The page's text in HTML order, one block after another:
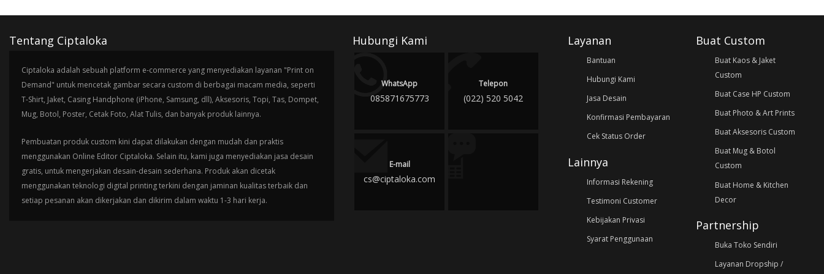
Tentang Ciptaloka
Ciptaloka adalah sebuah platform e-commerce yang menyediakan layanan "Print on
Demand" untuk mencetak gambar secara custom di berbagai macam media, seperti
T-Shirt, Jaket, Casing Handphone (iPhone, Samsung, dll), Aksesoris, Topi, Tas, Dompet,
Mug, Botol, Poster, Cetak Foto, Alat Tulis, dan banyak produk lainnya.
Pembuatan produk custom kini dapat dilakukan dengan mudah dan praktis
menggunakan Online Editor Ciptaloka. Selain itu, kami juga menyediakan jasa desain
gratis, untuk mengerjakan desain-desain sederhana. Produk akan dicetak
menggunakan teknologi digital printing terkini dengan jaminan kualitas terbaik dan
setiap pesanan akan dikerjakan dan dikirim dalam waktu 1-3 hari kerja.
Hubungi Kami
WhatsApp
085871675773
Telepon
(022) 520 5042
E-mail
cs@ciptaloka.com
Layanan
Bantuan
Hubungi Kami
Jasa Desain
Konfirmasi Pembayaran
Cek Status Order
Lainnya
Informasi Rekening
Testimoni Customer
Kebijakan Privasi
Syarat Penggunaan
Buat Custom
Buat Kaos & Jaket
Custom
Buat Case HP Custom
Buat Photo & Art Prints
Buat Aksesoris Custom
Buat Mug & Botol
Custom
Buat Home & Kitchen
Decor
Partnership
Buka Toko Sendiri
Layanan Dropship /